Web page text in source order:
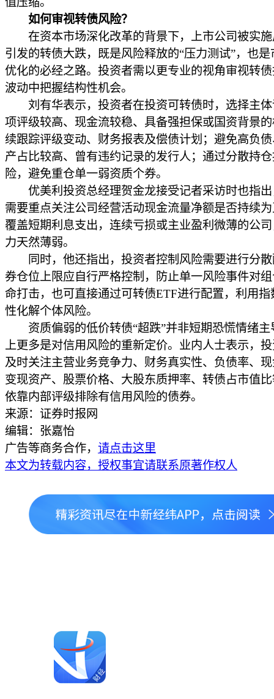
如何审视转债风险？
在资本市场深化改革的背景下，上市公司被实施
引发的转债大跌，既是风险释放的“压力测试”，也是
优化的必经之路。投资者需以更专业的视角审视转
波动中把握结构性机会。
刘有华表示，投资者在投资可转债时，选择主体
项评级较高、现金流较稳、具备强担保或国资背景
续跟踪评级变动、财务报表及偿债计划；避免高负
产占比较高、曾有违约记录的发行人；通过分散持
险，避免重仓单一弱资质个券。
优美利投资总经理贺金龙接受记者采访时也指出
需要重点关注公司经营活动现金流量净额是否持续
覆盖短期利息支出，连续亏损或主业盈利微薄的公
力天然薄弱。
同时，他还指出，投资者控制风险需要进行分散
券仓位上限应自行严格控制，防止单一风险事件对
命打击，也可直接通过可转债ETF进行配置，利用指
性化解个体风险。
资质偏弱的低价转债“超跌”并非短期恐慌情绪主
上更多是对信用风险的重新定价。业内人士表示，
及时关注主营业务竞争力、财务真实性、负债率、
变现资产、股票价格、大股东质押率、转债占市值
依靠内部评级排除有信用风险的债券。
来源：证券时报网
编辑：张嘉怡
广告等商务合作， 请点击这里
本文为转载内容，授权事宜请联系原著作权人